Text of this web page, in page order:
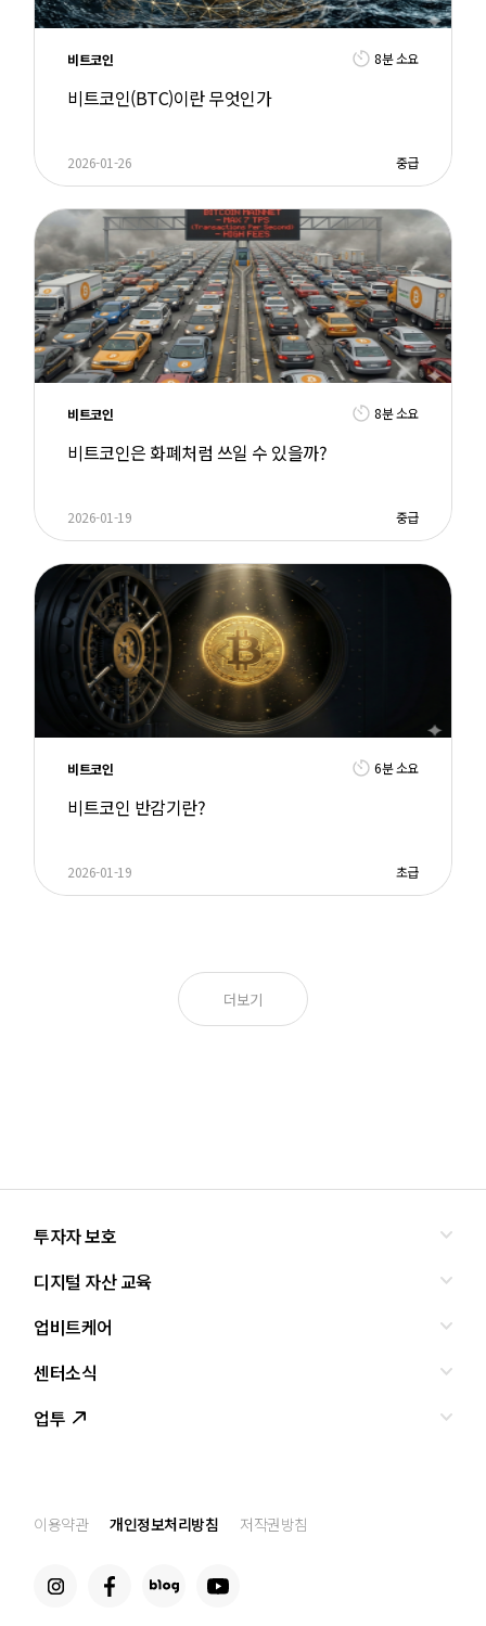
비트코인 8분 소요
비트코인(BTC)이란 무엇인가
2026-01-26 중급
비트코인 8분 소요
비트코인은 화폐처럼 쓰일 수 있을까?
2026-01-19 중급
비트코인 6분 소요
비트코인 반감기란?
2026-01-19 초급
더보기
투자자 보호
올바른 투자란?
투자사기 유형과 예방
업비트 보호조치
디지털 자산 교육
교육
조사·연구
업비트케어
서비스안내
서비스신청
센터소식
인사말
공지사항
업투
이용약관 개인정보처리방침 저작권방침